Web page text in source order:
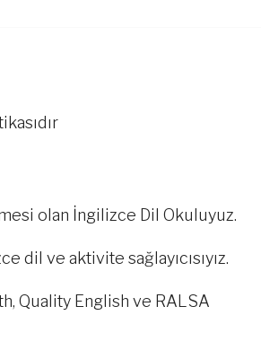
olan İngilizce Dil Okuluyuz.
dil ve aktivite sağlayıcısıyız.
Quality English ve RALSA